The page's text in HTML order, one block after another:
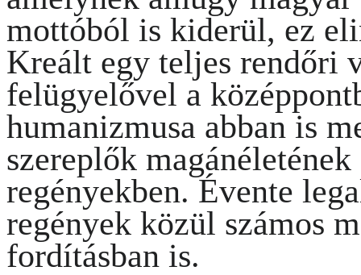
mottóból is kiderül, ez
Kreált egy teljes rendőri
felügyelővel a
humanizmusa abban is
szereplők
regényekben. Évente
regények közül számos
fordításban is.